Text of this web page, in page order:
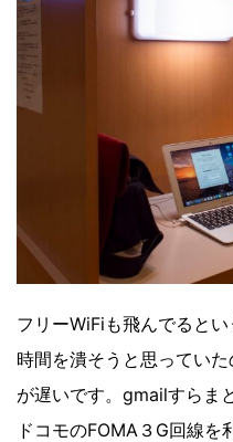
フリーWiFiも飛んでると
時間を潰そうと思ってい
が遅いです。gmailすらま
ドコモのFOMA３G回線を